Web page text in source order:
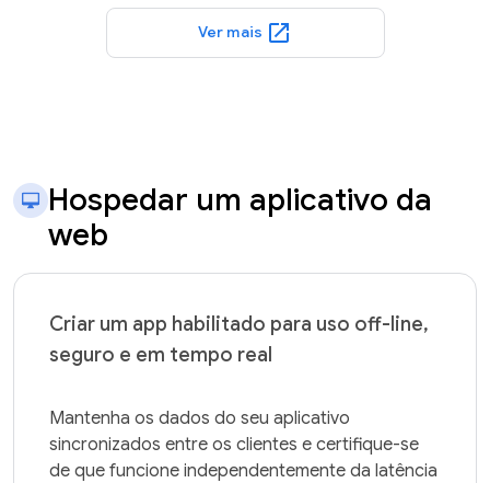
Ver mais open_in_new
Hospedar um aplicativo da
web
Criar um app habilitado para uso off-line,
seguro e em tempo real
Mantenha os dados do seu aplicativo
sincronizados entre os clientes e certifique-se
de que funcione independentemente da latência